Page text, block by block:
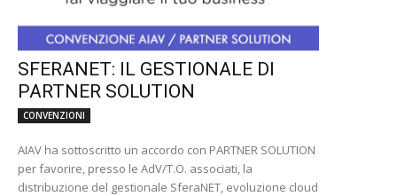
SFERANET: IL GESTIONALE DI
PARTNER SOLUTION
CONVENZIONI
AIAV ha sottoscritto un accordo con PARTNER SOLUTION
per favorire, presso le AdV/T.O. associati, la
distribuzione del gestionale SferaNET, evoluzione cloud